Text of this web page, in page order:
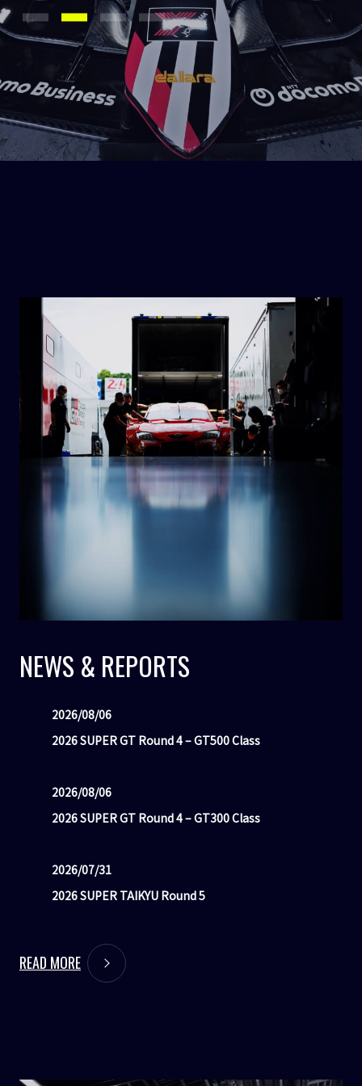
NEWS & REPORTS
2026/08/06
2026 SUPER GT Round 4 – GT500 Class
2026/08/06
2026 SUPER GT Round 4 – GT300 Class
2026/07/31
2026 SUPER TAIKYU Round 5
READ MORE